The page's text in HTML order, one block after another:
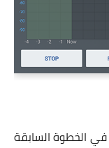
في الخطوة السابقة